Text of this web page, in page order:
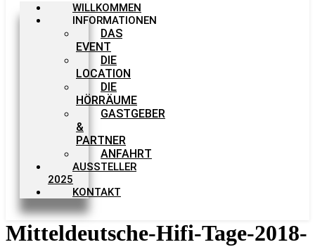
WILLKOMMEN
INFORMATIONEN
DAS
EVENT
DIE
LOCATION
DIE
HÖRRÄUME
GASTGEBER
&
PARTNER
ANFAHRT
AUSSTELLER
2025
KONTAKT
Mitteldeutsche-Hifi-Tage-2018-